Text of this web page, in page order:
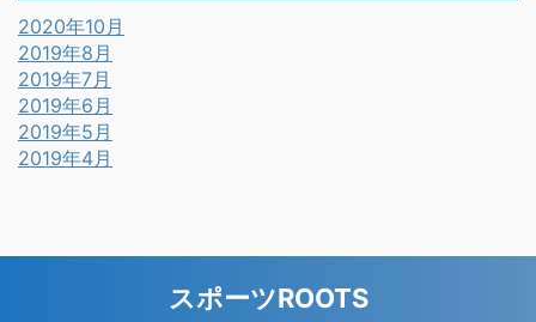
2020年10月
2019年8月
2019年7月
2019年6月
2019年5月
2019年4月
スポーツROOTS